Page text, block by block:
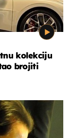
kolekciju
brojiti